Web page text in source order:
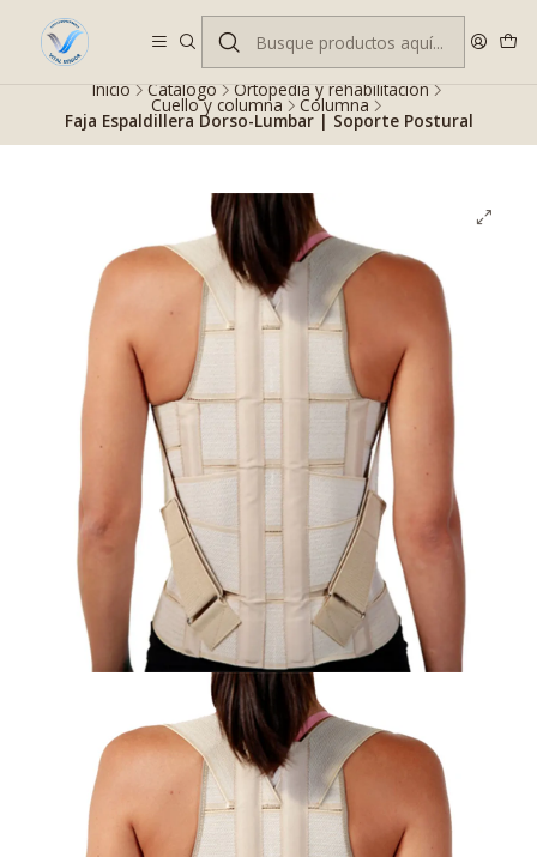
Despacho gratis en RM desde $100.000. Revisa las condiciones.
Inicio Catálogo Ortopedia y rehabilitación
Cuello y columna Columna
Faja Espaldillera Dorso-Lumbar | Soporte Postural